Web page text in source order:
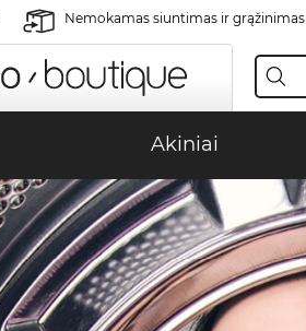
Nemokamas siuntimas ir grąžinimas
Akiniai